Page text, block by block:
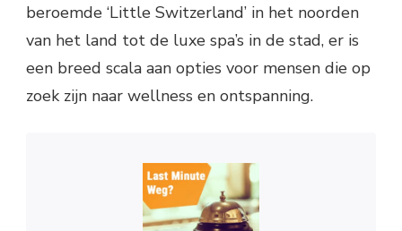
beroemde ‘Little Switzerland’ in het noorden
van het land tot de luxe spa’s in de stad, er is
een breed scala aan opties voor mensen die op
zoek zijn naar wellness en ontspanning.